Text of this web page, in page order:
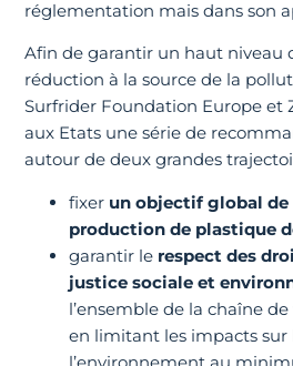
réglementation mais dans son
Afin de garantir un haut niveau
réduction à la source de la
Surfrider Foundation Europe et
aux Etats une série de
autour de deux grandes
fixer un objectif global
production de plastique
garantir le respect des
justice sociale et
l’ensemble de la chaîne
en limitant les impacts sur